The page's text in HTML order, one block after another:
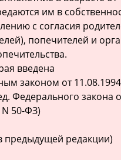
им в
с согласия
попечителей и
введена
законом от
Федерального закона
50-ФЗ)
предыдущей редакции)